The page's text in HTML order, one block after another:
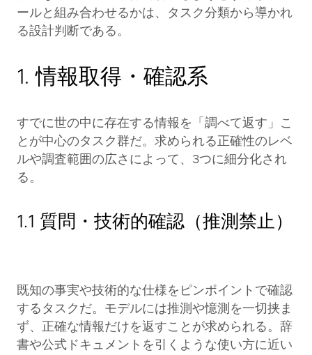
ールと組み合わせるかは、タスク分類から導かれ
る設計判断である。
1. 情報取得・確認系
すでに世の中に存在する情報を「調べて返す」こ
とが中心のタスク群だ。求められる正確性のレベ
ルや調査範囲の広さによって、3つに細分化され
る。
1.1 質問・技術的確認（推測禁止）
既知の事実や技術的な仕様をピンポイントで確認
するタスクだ。モデルには推測や憶測を一切挟ま
ず、正確な情報だけを返すことが求められる。辞
書や公式ドキュメントを引くような使い方に近い